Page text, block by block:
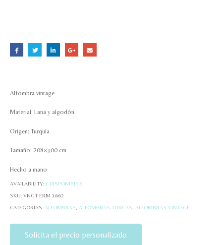
Alfombra vintage
Material: Lana y algodón
Origen: Turquía
Tamaño: 208×300 cm
Hecho a mano
AVAILABILITY: 1 DISPONIBLES
SKU: VNGT ERM 1662
CATEGORÍAS: ALFOMBRAS ALFOMBRAS TURCAS ALFOMBRAS VINTAGE
Solicita el precio personalizado